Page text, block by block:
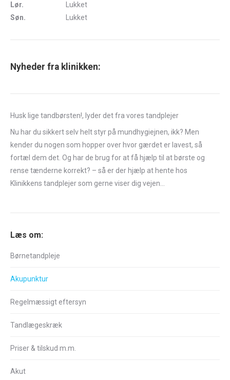
Lør.
Lukket
Søn.
Lukket
Nyheder fra klinikken:
Husk lige tandbørsten!, lyder det fra vores tandplejer
Nu har du sikkert selv helt styr på mundhygiejnen, ikk? Men
kender du nogen som hopper over hvor gærdet er lavest, så
fortæl dem det. Og har de brug for at få hjælp til at børste og
rense tænderne korrekt? – så er der hjælp at hente hos
Klinikkens tandplejer som gerne viser dig vejen…
Læs om:
Børnetandpleje
Akupunktur
Regelmæssigt eftersyn
Tandlægeskræk
Priser & tilskud m.m.
Akut